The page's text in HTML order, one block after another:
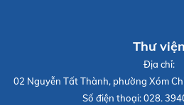
Thư viện
Địa chỉ:
02 Nguyễn Tất Thành, phường Xóm
Số điện thoại:028.